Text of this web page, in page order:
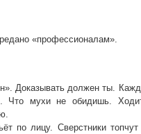
«профессионалам».
Доказывать должен ты.
Что мухи не обидишь.
по лицу. Сверстники топчут